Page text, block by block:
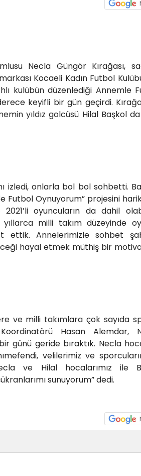
Necla Güngör Kırağası,
Kocaeli Kadın Futbol
kulübün düzenlediği Annemle
keyifli bir gün geçirdi.
yıldız golcüsü Hilal Başkol
izledi, onlarla bol bol sohbetti.
Futbol Oynuyorum” projesini
oyuncuların da dahil
milli takım düzeyinde
ettik. Annelerimizle sohbet
hayal etmek müthiş bir
ve milli takımlara çok sayıda
Hasan Alemdar,
günü geride bıraktık. Necla
velilerimiz ve
ve Hilal hocalarımız ile
sunuyorum” dedi.